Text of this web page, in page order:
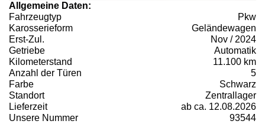
Allgemeine Daten:
Fahrzeugtyp
Pkw
Karosserieform
Geländewagen
Erst-Zul.
Nov / 2024
Getriebe
Automatik
Kilometerstand
11.100 km
Anzahl der Türen
5
Farbe
Schwarz
Standort
Zentrallager
Lieferzeit
ab ca. 12.08.2026
Unsere Nummer
93544